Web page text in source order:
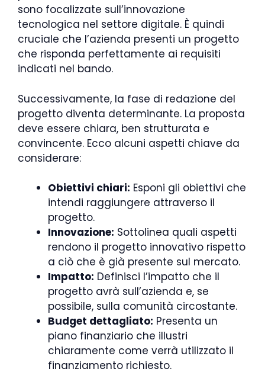
sono focalizzate sull’innovazione
tecnologica nel settore digitale. È quindi
cruciale che l’azienda presenti un progetto
che risponda perfettamente ai requisiti
indicati nel bando.
Successivamente, la fase di redazione del
progetto diventa determinante. La proposta
deve essere chiara, ben strutturata e
convincente. Ecco alcuni aspetti chiave da
considerare:
Obiettivi chiari: Esponi gli obiettivi che
intendi raggiungere attraverso il
progetto.
Innovazione: Sottolinea quali aspetti
rendono il progetto innovativo rispetto
a ciò che è già presente sul mercato.
Impatto: Definisci l’impatto che il
progetto avrà sull’azienda e, se
possibile, sulla comunità circostante.
Budget dettagliato: Presenta un
piano finanziario che illustri
chiaramente come verrà utilizzato il
finanziamento richiesto.